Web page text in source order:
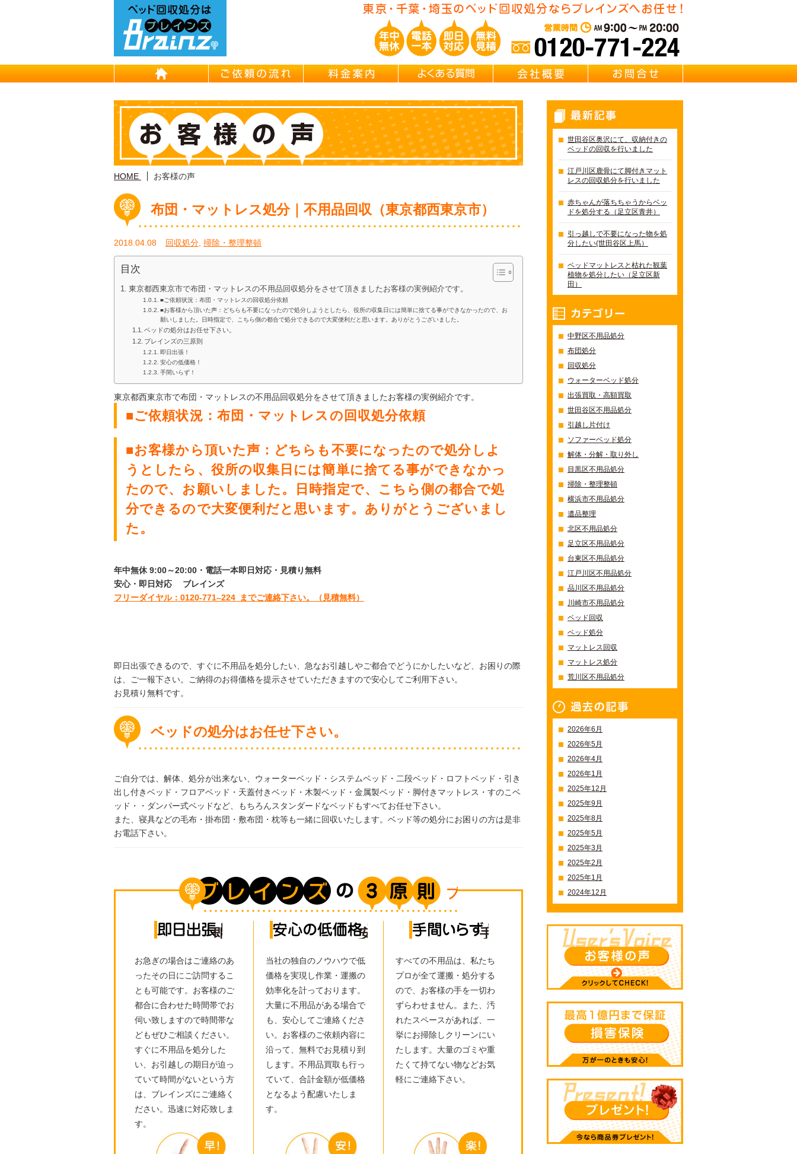
HOME ご依頼の流れ 料金案内 よくある質問 会社概要
HOME お客様の声
布団・マットレス処分｜不用品回収（東京都西東京市）
2018.04.08 回収処分 掃除・整理整頓
目次
東京都西東京市で布団・マットレスの不用品回収処分をさせて頂きましたお客様の実例紹介です。
■ご依頼状況：布団・マットレスの回収処分依頼
■お客様から頂いた声：どちらも不要になったので処分しようとしたら、役所の収集日には簡単に捨てる事ができなかったので、お
願いしました。日時指定で、こちら側の都合で処分できるので大変便利だと思います。ありがとうございました。
ベッドの処分はお任せ下さい。
ブレインズの三原則
即日出張！
安心の低価格！
手間いらず！
東京都西東京市で布団・マットレスの不用品回収処分をさせて頂きましたお客様の実例紹介です。
■ご依頼状況：布団・マットレスの回収処分依頼
■お客様から頂いた声：どちらも不要になったので処分しよ
うとしたら、役所の収集日には簡単に捨てる事ができなかっ
たので、お願いしました。日時指定で、こちら側の都合で処
分できるので大変便利だと思います。ありがとうございまし
た。
年中無休 9:00～20:00・電話一本即日対応・見積り無料
安心・即日対応
ブレインズ
フリーダイヤル：0120-771–224 までご連絡下さい。 （見積無料）
即日出張できるので、すぐに不用品を処分したい、急なお引越しやご都合でどうにかしたいなど、お困りの際
は、ご一報下さい。ご納得のお得価格を提示させていただきますので安心してご利用下さい。
お見積り無料です。
ベッドの処分はお任せ下さい。
ご自分では、解体、処分が出来ない、ウォーターベッド・システムベッド・二段ベッド・ロフトベッド・引き
出し付きベッド・フロアベッド・天蓋付きベッド・木製ベッド・金属製ベッド・脚付きマットレス・すのこベ
ッド・・ダンパー式ベッドなど、もちろんスタンダードなベッドもすべてお任せ下さい。
また、寝具などの毛布・掛布団・敷布団・枕等も一緒に回収いたします。ベッド等の処分にお困りの方は是非
お電話下さい。
ブレインズの三原則
即日出張！
お急ぎの場合はご連絡のあ
ったその日にご訪問するこ
とも可能です。お客様のご
都合に合わせた時間帯でお
伺い致しますので時間帯な
どもぜひご相談ください。
すぐに不用品を処分した
い、お引越しの期日が迫っ
ていて時間がないという方
は、ブレインズにご連絡く
ださい。迅速に対応致しま
す。
安心の低価格！
当社の独自のノウハウで低
価格を実現し作業・運搬の
効率化を計っております。
大量に不用品がある場合で
も、安心してご連絡くださ
い。お客様のご依頼内容に
沿って、無料でお見積り到
します。不用品買取も行っ
ていて、合計金額が低価格
となるよう配慮いたしま
す。
手間いらず！
すべての不用品は、私たち
プロが全て運搬・処分する
ので、お客様の手を一切わ
ずらわせません。また、汚
れたスペースがあれば、一
挙にお掃除しクリーンにい
たします。大量のゴミや重
たくて持てない物などお気
軽にご連絡下さい。
世田谷区奥沢にて、収納付きの
ベッドの回収を行いました
江戸川区鹿骨にて脚付きマット
レスの回収処分を行いました
赤ちゃんが落ちちゃうからベッ
ドを処分する（足立区青井）
引っ越しで不要になった物を処
分したい(世田谷区上馬）
ベッドマットレスと枯れた観葉
植物を処分したい（足立区新
田）
中野区不用品処分
布団処分
回収処分
ウォーターベッド処分
出張買取・高額買取
世田谷区不用品処分
引越し片付け
ソファーベッド処分
解体・分解・取り外し
目黒区不用品処分
掃除・整理整頓
横浜市不用品処分
遺品整理
北区不用品処分
足立区不用品処分
台東区不用品処分
江戸川区不用品処分
品川区不用品処分
川崎市不用品処分
ベッド回収
ベッド処分
マットレス回収
マットレス処分
荒川区不用品処分
2026年6月
2026年5月
2026年4月
2026年1月
2025年12月
2025年9月
2025年8月
2025年5月
2025年3月
2025年2月
2025年1月
2024年12月